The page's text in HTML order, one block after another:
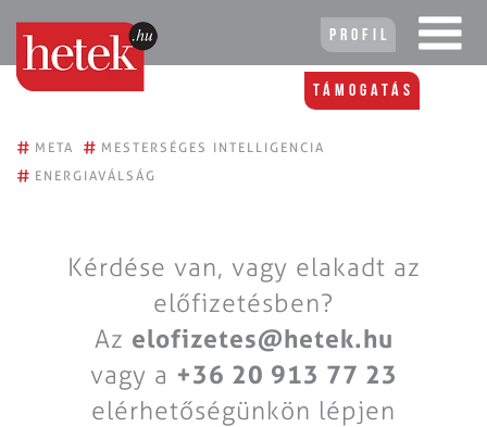
Profil
Támogatás
# META # MESTERSÉGES INTELLIGENCIA
# ENERGIAVÁLSÁG
Kérdése van, vagy elakadt az
előfizetésben?
Az elofizetes@hetek.hu
vagy a +36 20 913 77 23
elérhetőségünkön lépjen